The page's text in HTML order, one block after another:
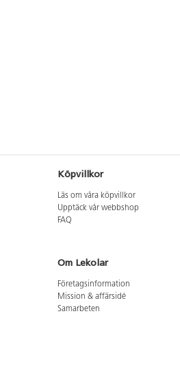
Köpvillkor
Läs om våra köpvillkor
Upptäck vår webbshop
FAQ
Om Lekolar
Företagsinformation
Mission & affärsidé
Samarbeten